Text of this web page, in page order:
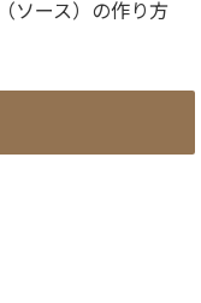
ソース）の作り方